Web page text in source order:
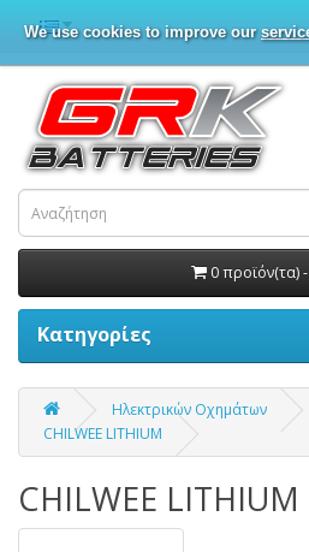
We use cookies to improve our
0 προϊόν(τα)
Κατηγορίες
Ηλεκτρικών Οχημάτων
CHILWEE LITHIUM
CHILWEE LITHIUM